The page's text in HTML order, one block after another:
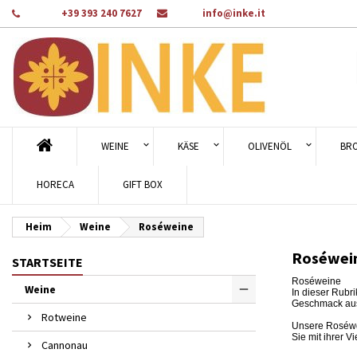
+39 393 240 7627 info@inke.it
WEINE KÄSE OLIVENÖL
HORECA GIFT BOX
Heim Weine Roséweine
STARTSEITE
Weine
Rotweine
Cannonau
Roséweine
In dieser
Geschmack
Unsere
Sie mit ihrer